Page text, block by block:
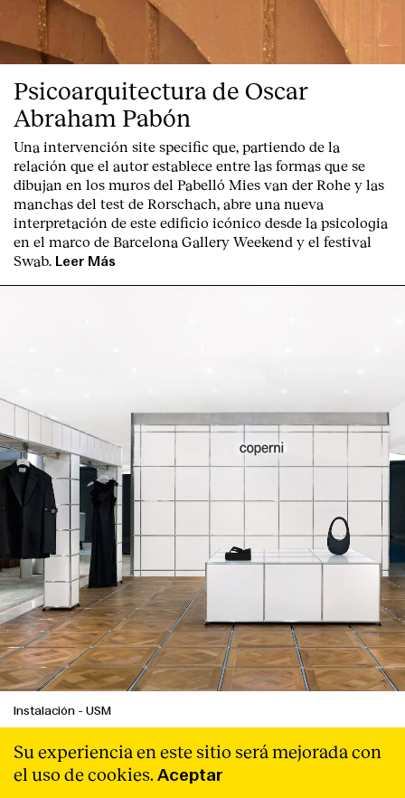
Psicoarquitectura de Oscar
Abraham Pabón
Una intervención site specific que, partiendo de la
relación que el autor establece entre las formas que se
dibujan en los muros del Pabelló Mies van der Rohe y las
manchas del test de Rorschach, abre una nueva
interpretación de este edificio icónico desde la psicologia
en el marco de Barcelona Gallery Weekend y el festival
Swab. Leer Más
Instalación - USM
USM & Coperni
Un nuevo espacio exclusivo en París.
Su experiencia en este sitio será mejorada con
el uso de cookies. Aceptar